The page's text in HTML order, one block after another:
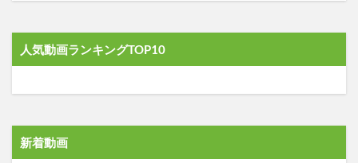
人気動画ランキングTOP10
新着動画